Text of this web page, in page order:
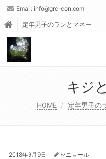
Email: info@grc-con.com
定年男子のランとマネー
キジ
HOME 定年男子の
2018年9月9日 セニョール